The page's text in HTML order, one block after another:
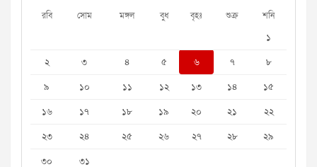
রবি সোম মঙ্গল বুধ বৃহঃ শুক্র শনি
১
২
৩ ৪ ৫ ৬ ৭
৮
৯
১০ ১১ ১২ ১৩ ১৪
১৫
১৬
১৭ ১৮ ১৯ ২০ ২১
২২
২৩
২৪ ২৫ ২৬ ২৭ ২৮
২৯
৩০
৩১